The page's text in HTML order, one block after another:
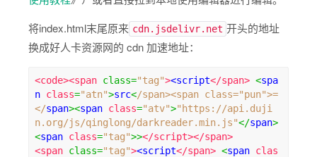
将index.html末尾原来 cdn.jsdelivr.net 开头的地址
换成好人卡资源网的 cdn 加速地址：
<code><span class="tag"><script</span> <spa
n class="atn">src</span><span class="pun">=
</span><span class="atv">"https://api.duji
n.org/js/qinglong/darkreader.min.js"</span>
<span class="tag">></script></span>
<span class="tag"><script</span> <span clas